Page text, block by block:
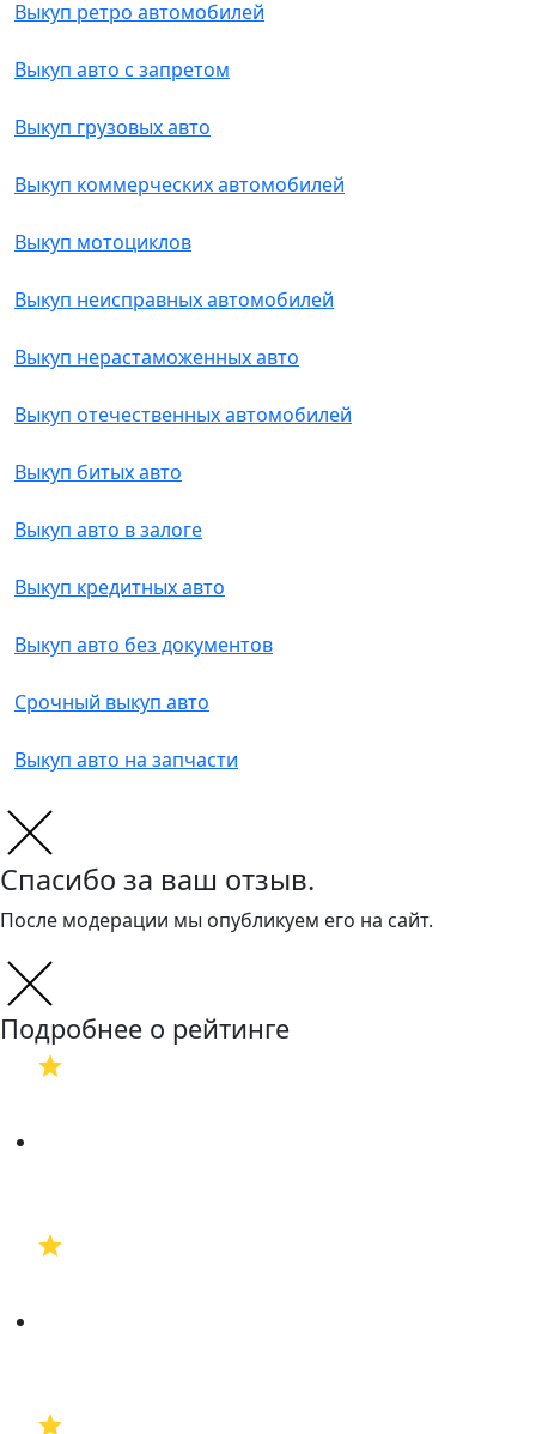
Выкуп ретро автомобилей
Выкуп авто с запретом
Выкуп грузовых авто
Выкуп коммерческих автомобилей
Выкуп мотоциклов
Выкуп неисправных автомобилей
Выкуп нерастаможенных авто
Выкуп отечественных автомобилей
Выкуп битых авто
Выкуп авто в залоге
Выкуп кредитных авто
Выкуп авто без документов
Срочный выкуп авто
Выкуп авто на запчасти
Спасибо за ваш отзыв.
После модерации мы опубликуем его на сайт.
Подробнее о рейтинге